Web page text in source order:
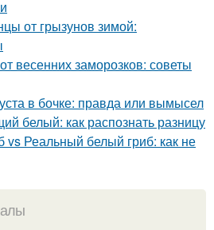
от грызунов зимой:
весенних заморозков: советы
в бочке: правда или вымысел
белый: как распознать разницу
Реальный белый гриб: как не